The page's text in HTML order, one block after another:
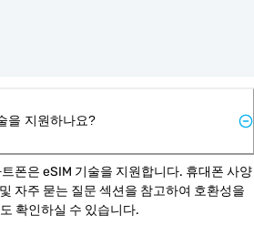
을 지원하나요?
폰은 eSIM 기술을 지원합니다. 휴대폰 사양
자주 묻는 질문 섹션을 참고하여 호환성을
도 확인하실 수 있습니다.